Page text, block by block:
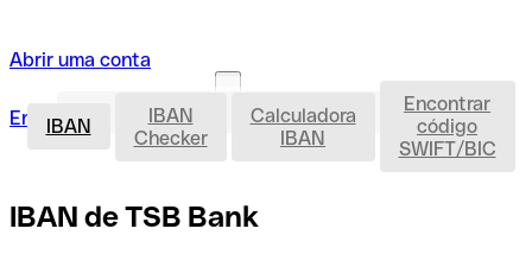
Abrir uma conta
Entrar Abrir uma conta IBAN
IBAN
IBAN
Checker
Calculadora
IBAN
Encontrar
código
SWIFT/BIC
IBAN de TSB Bank